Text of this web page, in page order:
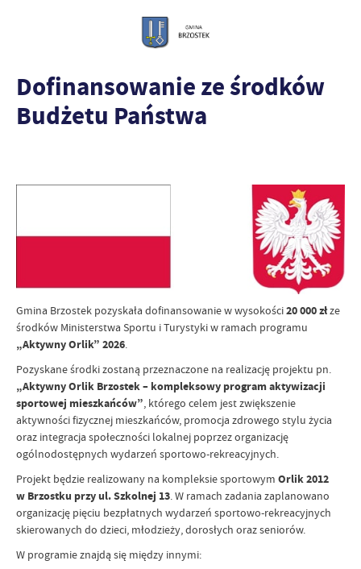
Dofinansowanie ze środków
Budżetu Państwa
Gmina Brzostek pozyskała dofinansowanie w wysokości20 000 złze
środków Ministerstwa Sportu i Turystyki w ramach programu
„Aktywny Orlik” 2026.
Pozyskane środki zostaną przeznaczone na realizację projektu pn.
„Aktywny Orlik Brzostek – kompleksowy program aktywizacji
sportowej mieszkańców”, którego celem jest zwiększenie
aktywności fizycznej mieszkańców, promocja zdrowego stylu życia
oraz integracja społeczności lokalnej poprzez organizację
ogólnodostępnych wydarzeń sportowo-rekreacyjnych.
Projekt będzie realizowany na kompleksie sportowym Orlik 2012
w Brzostku przy ul. Szkolnej 13. W ramach zadania zaplanowano
organizację pięciu bezpłatnych wydarzeń sportowo-rekreacyjnych
skierowanych do dzieci, młodzieży, dorosłych oraz seniorów.
W programie znajdą się między innymi: